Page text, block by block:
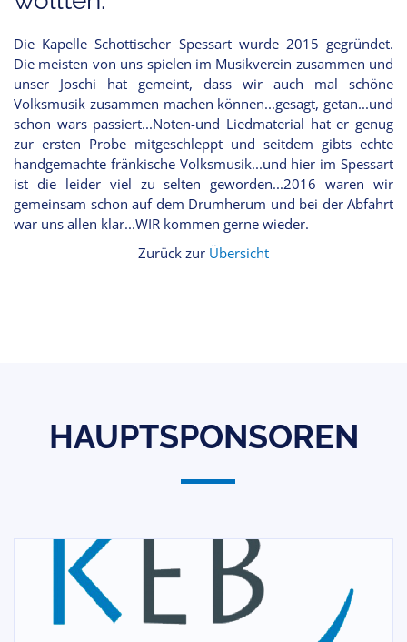
Die Kapelle Schottischer Spessart wurde 2015 gegründet.
Die meisten von uns spielen im Musikverein zusammen und
unser Joschi hat gemeint, dass wir auch mal schöne
Volksmusik zusammen machen können...gesagt, getan...und
schon wars passiert...Noten-und Liedmaterial hat er genug
zur ersten Probe mitgeschleppt und seitdem gibts echte
handgemachte fränkische Volksmusik...und hier im Spessart
ist die leider viel zu selten geworden...2016 waren wir
gemeinsam schon auf dem Drumherum und bei der Abfahrt
war uns allen klar...WIR kommen gerne wieder.
Zurück zur Übersicht
HAUPTSPONSOREN